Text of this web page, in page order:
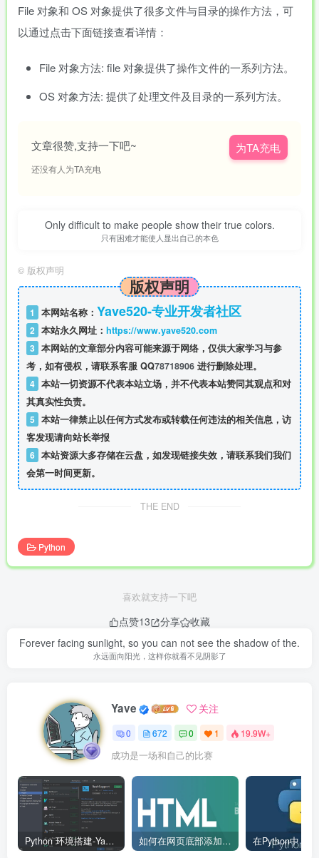
File 对象和 OS 对象提供了很多文件与目录的操作方法，可
以通过点击下面链接查看详情：
File 对象方法: file 对象提供了操作文件的一系列方法。
OS 对象方法: 提供了处理文件及目录的一系列方法。
文章很赞,支持一下吧~
还没有人为TA充电
为TA充电
Only difficult to make people show their true colors.
只有困难才能使人显出自己的本色
© 版权声明
版权声明
1 本网站名称： Yave520-专业开发者社区
2 本站永久网址： https://www.yave520.com
3 本网站的文章部分内容可能来源于网络，仅供大家学习与参
考，如有侵权，请联系客服 QQ78718906 进行删除处理。
4 本站一切资源不代表本站立场，并不代表本站赞同其观点和对
其真实性负责。
5 本站一律禁止以任何方式发布或转载任何违法的相关信息，访
客发现请向站长举报
6 本站资源大多存储在云盘，如发现链接失效，请联系我们我们
会第一时间更新。
THE END
Python
喜欢就支持一下吧
点赞13 分享
收藏
Forever facing sunlight, so you can not see the shadow of the.
永远面向阳光，这样你就看不见阴影了
Yave 关注
0 672 0 1 19.9W+
成功是一场和自己的比赛
Python 环境搭建-Yave520-专业开发者社区 如何在网页底部添加版权信息？